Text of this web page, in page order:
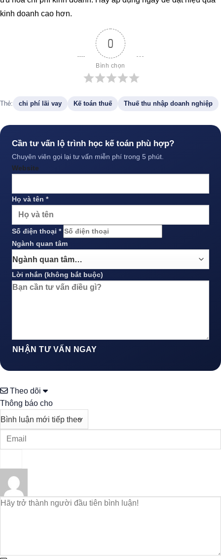
kinh doanh cao hơn.
0
Bình chọn
Thẻ: chi phí lãi vay Kế toán thuế Thuế thu nhập doanh nghiệp
Cần tư vấn lộ trình học kế toán phù hợp?
Chuyên viên gọi lại tư vấn miễn phí trong 5 phút.
Website
Họ và tên *
Số điện thoại *
Ngành quan tâm
Lời nhắn (không bắt buộc)
NHẬN TƯ VẤN NGAY
Theo dõi
Thông báo cho